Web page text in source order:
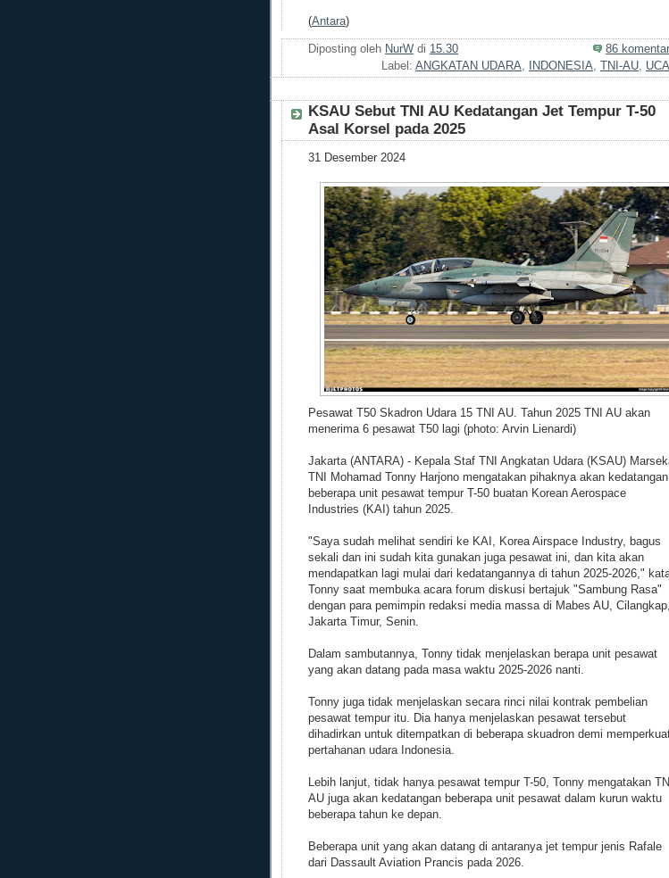
(Antara)
Diposting oleh NurW di 15.30
86
Label: ANGKATAN UDARA, INDONESIA, TNI-AU,
KSAU Sebut TNI AU Kedatangan Jet Tempur T-50
Asal Korsel pada 2025
31 Desember 2024
Pesawat T50 Skadron Udara 15 TNI AU. Tahun 2025 TNI AU akan
menerima 6 pesawat T50 lagi (photo: Arvin Lienardi)
Jakarta (ANTARA) - Kepala Staf TNI Angkatan Udara (KSAU)
TNI Mohamad Tonny Harjono mengatakan pihaknya akan kedatangan
beberapa unit pesawat tempur T-50 buatan Korean Aerospace
Industries (KAI) tahun 2025.
"Saya sudah melihat sendiri ke KAI, Korea Airspace Industry, bagus
sekali dan ini sudah kita gunakan juga pesawat ini, dan kita akan
mendapatkan lagi mulai dari kedatangannya di tahun 2025-2026,"
Tonny saat membuka acara forum diskusi bertajuk "Sambung Rasa"
dengan para pemimpin redaksi media massa di Mabes AU, Cilangkap,
Jakarta Timur, Senin.
Dalam sambutannya, Tonny tidak menjelaskan berapa unit pesawat
yang akan datang pada masa waktu 2025-2026 nanti.
Tonny juga tidak menjelaskan secara rinci nilai kontrak pembelian
pesawat tempur itu. Dia hanya menjelaskan pesawat tersebut
dihadirkan untuk ditempatkan di beberapa skuadron demi
pertahanan udara Indonesia.
Lebih lanjut, tidak hanya pesawat tempur T-50, Tonny mengatakan TNI
AU juga akan kedatangan beberapa unit pesawat dalam kurun waktu
beberapa tahun ke depan.
Beberapa unit yang akan datang di antaranya jet tempur jenis Rafale
dari Dassault Aviation Prancis pada 2026.